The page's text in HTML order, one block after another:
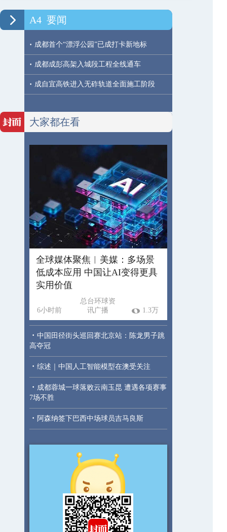
A4 要闻
· 成都首个“漂浮公园”已成打卡新地标
· 成都成彭高架入城段工程全线通车
· 成自宜高铁进入无砟轨道全面施工阶段
大家都在看
全球媒体聚焦︱美媒：多场景
低成本应用 中国让AI变得更具
实用价值
6小时前
总台环球资
讯广播
1.3万
· 中国田径街头巡回赛北京站：陈龙男子跳
高夺冠
· 综述｜中国人工智能模型在澳受关注
· 成都蓉城一球落败云南玉昆 遭遇各项赛事
7场不胜
· 阿森纳签下巴西中场球员吉马良斯